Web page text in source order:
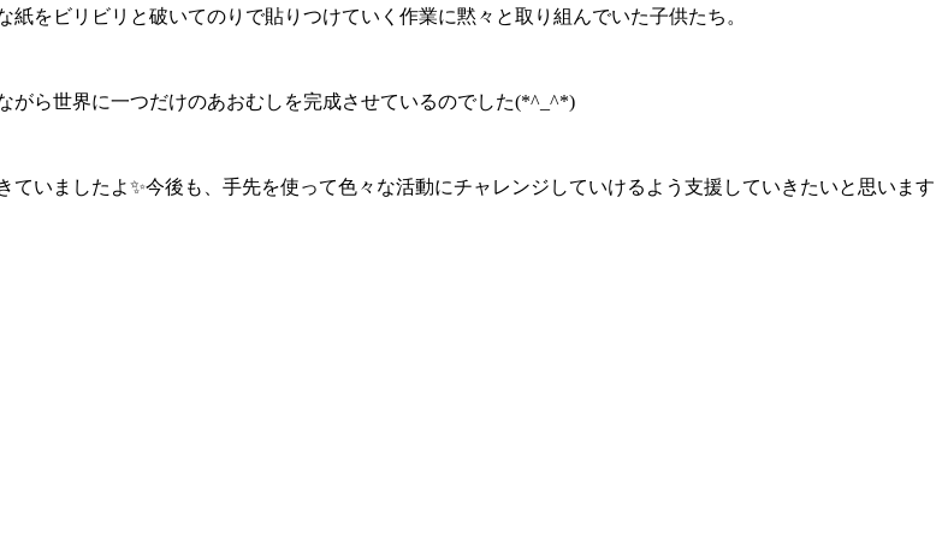
をビリビリと破いてのりで貼りつけていく作業に黙々と取り組んでいた子供たち。
ら世界に一つだけのあおむしを完成させているのでした(*^_^*)
いましたよ✨今後も、手先を使って色々な活動にチャレンジしていけるよう支援していきたいと思います